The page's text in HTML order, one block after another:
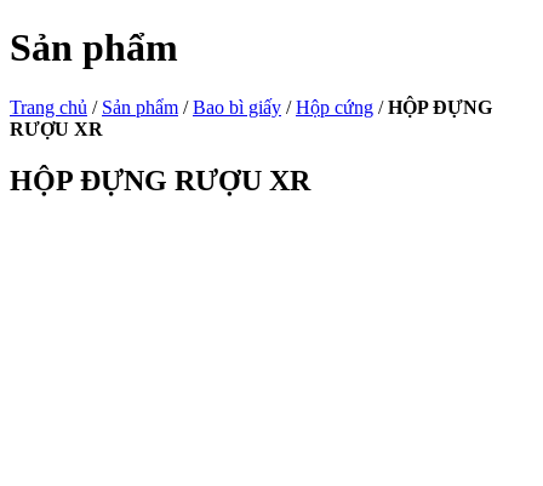
Sản phẩm
Trang chủ / Sản phẩm /Bao bì giấy /Hộp cứng /HỘP ĐỰNG
RƯỢU XR
HỘP ĐỰNG RƯỢU XR